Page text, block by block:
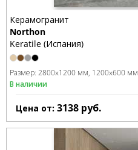
Керамогранит
Northon
Keratile (Испания)
Размер: 2800x1200 мм 1200x600 мм
В наличии
Цена от: 3138 руб.